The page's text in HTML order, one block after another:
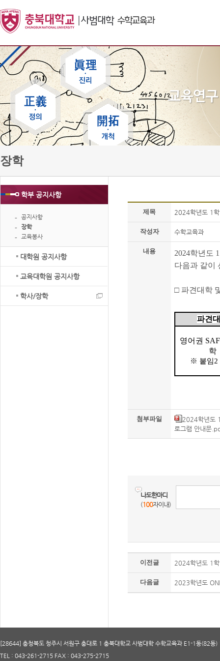
학부 공지사항
공지사항
장학
교육봉사
대학원 공지사항
교육대학원 공지사항
학사/장학
장학
제목 2024학년도 1학
작성자 수학교육과
내용 2024학년도 1
다음과 같이
□ 파견대학
파견
영어권
학
※ 붙임2
첨부파일
2024학년도
로그램 안내문
나도한마디
(100자이내)
이전글 2024학년도 1학
다음글 2023학년도
[28644] 충청북도 청주시 서원구 충대로 1 충북대학교 사범대학 수학교육과 E1-1동(82동)
TEL : 043-261-2715 FAX : 043-275-2715